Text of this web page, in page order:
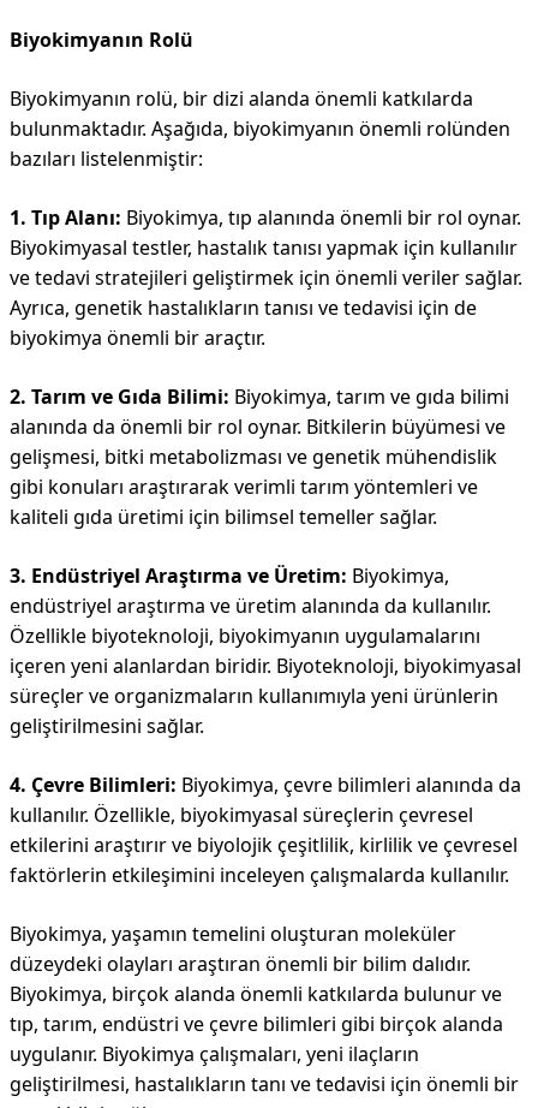
Biyokimyanın Rolü
Biyokimyanın rolü, bir dizi alanda önemli katkılarda
bulunmaktadır. Aşağıda, biyokimyanın önemli rolünden
bazıları listelenmiştir:
1. Tıp Alanı: Biyokimya, tıp alanında önemli bir rol oynar.
Biyokimyasal testler, hastalık tanısı yapmak için kullanılır
ve tedavi stratejileri geliştirmek için önemli veriler sağlar.
Ayrıca, genetik hastalıkların tanısı ve tedavisi için de
biyokimya önemli bir araçtır.
2. Tarım ve Gıda Bilimi: Biyokimya, tarım ve gıda bilimi
alanında da önemli bir rol oynar. Bitkilerin büyümesi ve
gelişmesi, bitki metabolizması ve genetik mühendislik
gibi konuları araştırarak verimli tarım yöntemleri ve
kaliteli gıda üretimi için bilimsel temeller sağlar.
3. Endüstriyel Araştırma ve Üretim: Biyokimya,
endüstriyel araştırma ve üretim alanında da kullanılır.
Özellikle biyoteknoloji, biyokimyanın uygulamalarını
içeren yeni alanlardan biridir. Biyoteknoloji, biyokimyasal
süreçler ve organizmaların kullanımıyla yeni ürünlerin
geliştirilmesini sağlar.
4. Çevre Bilimleri: Biyokimya, çevre bilimleri alanında da
kullanılır. Özellikle, biyokimyasal süreçlerin çevresel
etkilerini araştırır ve biyolojik çeşitlilik, kirlilik ve çevresel
faktörlerin etkileşimini inceleyen çalışmalarda kullanılır.
Biyokimya, yaşamın temelini oluşturan moleküler
düzeydeki olayları araştıran önemli bir bilim dalıdır.
Biyokimya, birçok alanda önemli katkılarda bulunur ve
tıp, tarım, endüstri ve çevre bilimleri gibi birçok alanda
uygulanır. Biyokimya çalışmaları, yeni ilaçların
geliştirilmesi, hastalıkların tanı ve tedavisi için önemli bir